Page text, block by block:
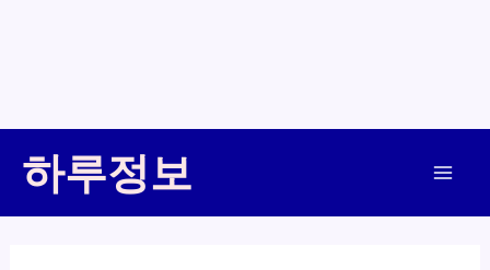
하루정보